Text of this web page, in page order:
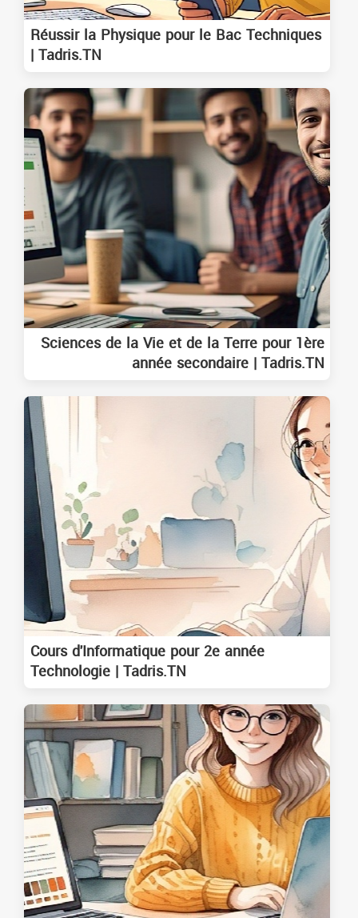
Réussir la Physique pour le Bac Techniques
| Tadris.TN
Sciences de la Vie et de la Terre pour 1ère
année secondaire | Tadris.TN
Cours d'Informatique pour 2e année
Technologie | Tadris.TN